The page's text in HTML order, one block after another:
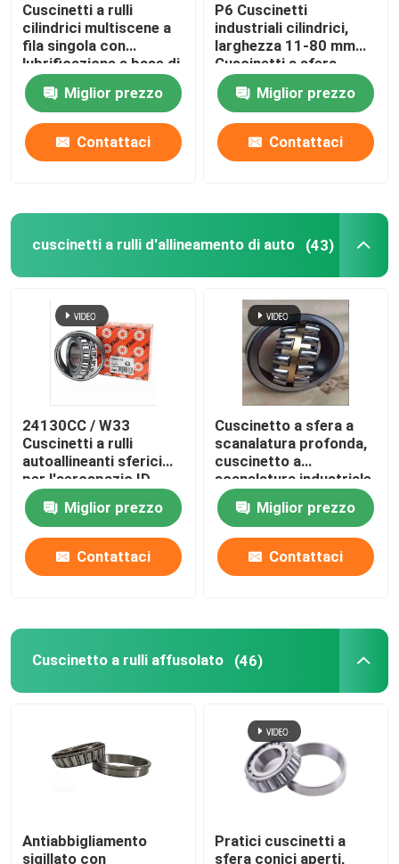
Cuscinetti a sfera a spinta
cuscinetto a rulli trasversale
Cuscinetto di movimento lineare
Cuscinetto ad anello girevole
Le parti della pressofusione
Cuscinetti a rulli
cilindrici multiscene a
fila singola con
lubrificazione a base di
grasso
Miglior prezzo
Contattaci
P6 Cuscinetti
industriali cilindrici,
larghezza 11-80 mm
Cuscinetti a sfera
Miglior prezzo
Contattaci
cuscinetti a rulli d'allineamento di auto (43)
24130CC / W33
Cuscinetti a rulli
autoallineanti sferici
per l'aerospazio ID
150MM 19.0KG
Miglior prezzo
Contattaci
Cuscinetto a sfera a
scanalatura profonda,
cuscinetto a
scanalatura industriale
2222-2RS sigillato
Miglior prezzo
Contattaci
Cuscinetto a rulli affusolato (46)
Antiabbigliamento
sigillato con
Pratici cuscinetti a
sfera conici aperti,